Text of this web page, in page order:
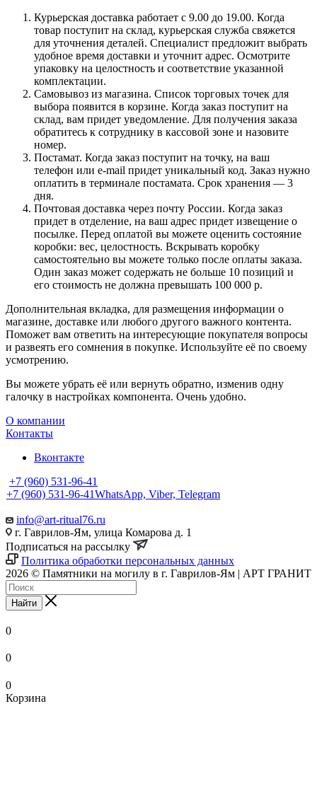
Курьерская доставка работает с 9.00 до 19.00. Когда
товар поступит на склад, курьерская служба свяжется
для уточнения деталей. Специалист предложит выбрать
удобное время доставки и уточнит адрес. Осмотрите
упаковку на целостность и соответствие указанной
комплектации.
Самовывоз из магазина. Список торговых точек для
выбора появится в корзине. Когда заказ поступит на
склад, вам придет уведомление. Для получения заказа
обратитесь к сотруднику в кассовой зоне и назовите
номер.
Постамат. Когда заказ поступит на точку, на ваш
телефон или e-mail придет уникальный код. Заказ нужно
оплатить в терминале постамата. Срок хранения — 3
дня.
Почтовая доставка через почту России. Когда заказ
придет в отделение, на ваш адрес придет извещение о
посылке. Перед оплатой вы можете оценить состояние
коробки: вес, целостность. Вскрывать коробку
самостоятельно вы можете только после оплаты заказа.
Один заказ может содержать не больше 10 позиций и
его стоимость не должна превышать 100 000 р.
Дополнительная вкладка, для размещения информации о
магазине, доставке или любого другого важного контента.
Поможет вам ответить на интересующие покупателя вопросы
и развеять его сомнения в покупке. Используйте её по своему
усмотрению.
Вы можете убрать её или вернуть обратно, изменив одну
галочку в настройках компонента. Очень удобно.
О компании
Контакты
Вконтакте
+7 (960) 531-96-41
+7 (960) 531-96-41WhatsApp, Viber, Telegram
info@art-ritual76.ru
г. Гаврилов-Ям, улица Комарова д. 1
Подписаться на рассылку
Политика обработки персональных данных
2026 © Памятники на могилу в г. Гаврилов-Ям | АРТ ГРАНИТ
Найти
0
0
0
Корзина